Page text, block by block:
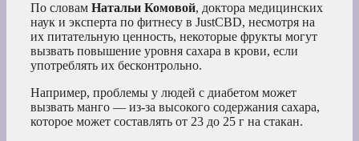
По словам Натальи Комовой, доктора медицинских
наук и эксперта по фитнесу в JustCBD, несмотря на
их питательную ценность, некоторые фрукты могут
вызвать повышение уровня сахара в крови, если
употреблять их бесконтрольно.
Например, проблемы у людей с диабетом может
вызвать манго — из-за высокого содержания сахара,
которое может составлять от 23 до 25 г на стакан.